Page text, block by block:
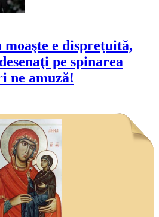
e dispreţuită,
pe spinarea
ne amuză!